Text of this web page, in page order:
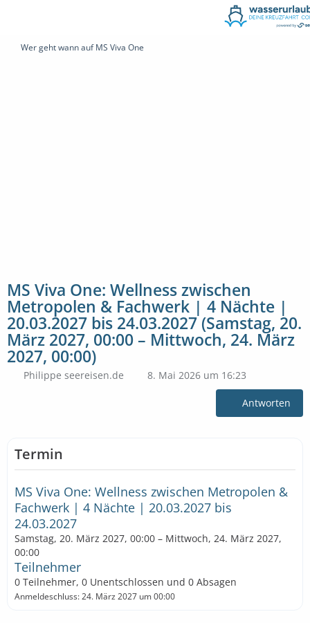
Wer geht wann auf MS Viva One
MS Viva One: Wellness zwischen
Metropolen & Fachwerk | 4 Nächte |
20.03.2027 bis 24.03.2027 (Samstag, 20.
März 2027, 00:00 – Mittwoch, 24. März
2027, 00:00)
Philippe seereisen.de 8. Mai 2026 um 16:23
Antworten
Termin
MS Viva One: Wellness zwischen Metropolen &
Fachwerk | 4 Nächte | 20.03.2027 bis
24.03.2027
Samstag, 20. März 2027, 00:00 – Mittwoch, 24. März 2027,
00:00
Teilnehmer
0 Teilnehmer, 0 Unentschlossen und 0 Absagen
Anmeldeschluss: 24. März 2027 um 00:00